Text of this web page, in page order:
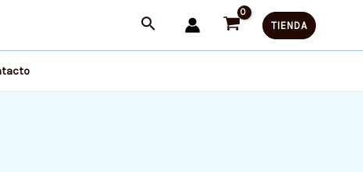
TIENDA